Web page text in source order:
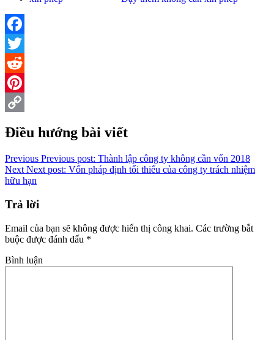
Facebook
Twitter
Reddit
Pinterest
Điều hướng bài viết
Previous Previous post: Thành lập công ty không cần vốn 2018
Next Next post: Vốn pháp định tối thiểu của công ty trách nhiệm
hữu hạn
Trả lời
Email của bạn sẽ không được hiển thị công khai. Các trường bắt
buộc được đánh dấu *
Bình luận